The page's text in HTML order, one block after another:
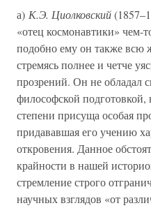
а) К.Э. Циолковский
«отец космонавтики» чем-
подобно ему он также всю
стремясь полнее и четче
прозрений. Он не обладал
философской
степени присуща особая
придававшая его учению
откровения. Данное
крайности в нашей
стремление строго
научных взглядов «от